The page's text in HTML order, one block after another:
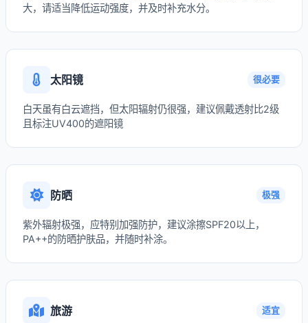
大，请适当降低运动强度，并及时补充水分。
太阳镜 很必要
白天虽有白云遮挡，但太阳辐射仍很强，建议佩戴透射比2级
且标注UV400的遮阳镜
防晒 极强
紫外辐射极强，应特别加强防护，建议涂擦SPF20以上，
PA++的防晒护肤品，并随时补涂。
旅游 适宜